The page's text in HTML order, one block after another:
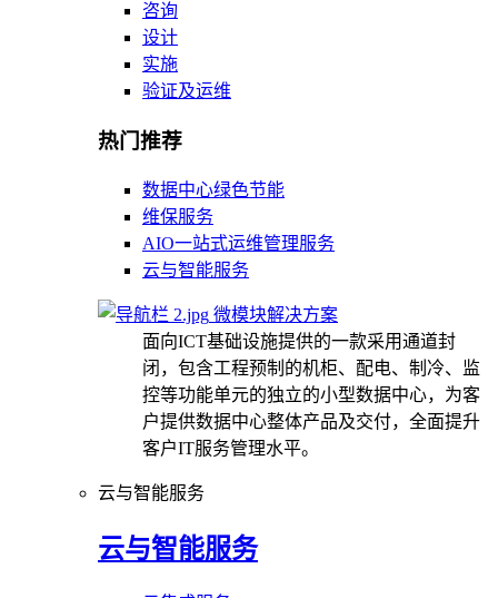
咨询
设计
实施
验证及运维
热门推荐
数据中心绿色节能
维保服务
AIO一站式运维管理服务
云与智能服务
微模块解决方案
面向ICT基础设施提供的一款采用通道封
闭，包含工程预制的机柜、配电、制冷、监
控等功能单元的独立的小型数据中心，为客
户提供数据中心整体产品及交付，全面提升
客户IT服务管理水平。
云与智能服务
云与智能服务